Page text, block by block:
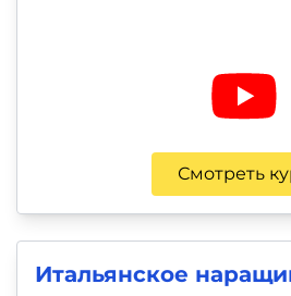
Смотреть
Итальянское